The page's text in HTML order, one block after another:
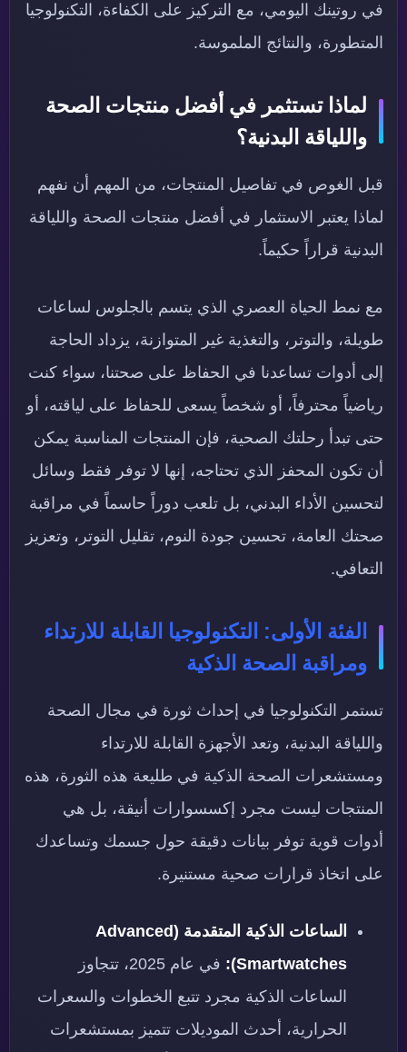
في روتينك اليومي، مع التركيز على الكفاءة، التكنولوجيا
المتطورة، والنتائج الملموسة.
لماذا تستثمر في أفضل منتجات الصحة
واللياقة البدنية؟
قبل الغوص في تفاصيل المنتجات، من المهم أن نفهم
لماذا يعتبر الاستثمار في أفضل منتجات الصحة واللياقة
البدنية قراراً حكيماً.
مع نمط الحياة العصري الذي يتسم بالجلوس لساعات
طويلة، والتوتر، والتغذية غير المتوازنة، يزداد الحاجة
إلى أدوات تساعدنا في الحفاظ على صحتنا، سواء كنت
رياضياً محترفاً، أو شخصاً يسعى للحفاظ على لياقته، أو
حتى تبدأ رحلتك الصحية، فإن المنتجات المناسبة يمكن
أن تكون المحفز الذي تحتاجه، إنها لا توفر فقط وسائل
لتحسين الأداء البدني، بل تلعب دوراً حاسماً في مراقبة
صحتك العامة، تحسين جودة النوم، تقليل التوتر، وتعزيز
التعافي.
الفئة الأولى: التكنولوجيا القابلة للارتداء
ومراقبة الصحة الذكية
تستمر التكنولوجيا في إحداث ثورة في مجال الصحة
واللياقة البدنية، وتعد الأجهزة القابلة للارتداء
ومستشعرات الصحة الذكية في طليعة هذه الثورة، هذه
المنتجات ليست مجرد إكسسوارات أنيقة، بل هي
أدوات قوية توفر بيانات دقيقة حول جسمك وتساعدك
على اتخاذ قرارات صحية مستنيرة.
الساعات الذكية المتقدمة (Advanced
Smartwatches):
في عام 2025، تتجاوز
الساعات الذكية مجرد تتبع الخطوات والسعرات
الحرارية، أحدث الموديلات تتميز بمستشعرات